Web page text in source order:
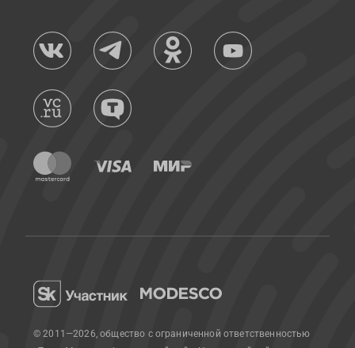
© 2011—2026, общество с ограниченной ответственностью